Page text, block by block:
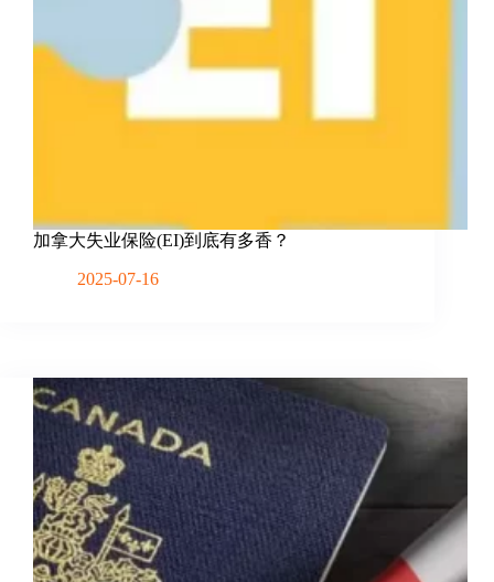
加拿大失业保险(EI)到底有多香？
2025-07-16